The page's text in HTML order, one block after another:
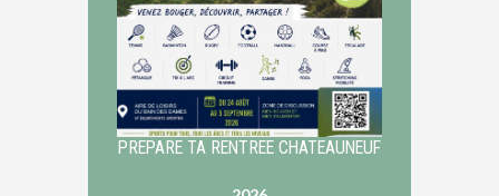
PREPARE TA RENTREE CHATEAUNEUF